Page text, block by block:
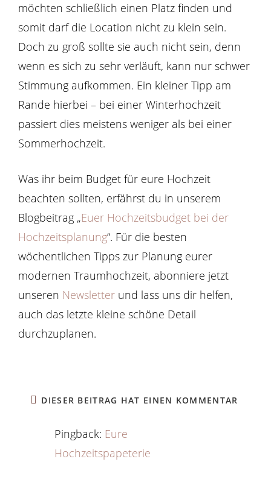
möchten schließlich einen Platz finden und
somit darf die Location nicht zu klein sein.
Doch zu groß sollte sie auch nicht sein, denn
wenn es sich zu sehr verläuft, kann nur schwer
Stimmung aufkommen. Ein kleiner Tipp am
Rande hierbei – bei einer Winterhochzeit
passiert dies meistens weniger als bei einer
Sommerhochzeit.
Was ihr beim Budget für eure Hochzeit
beachten sollten, erfährst du in unserem
Blogbeitrag „Euer Hochzeitsbudget bei der
Hochzeitsplanung“. Für die besten
wöchentlichen Tipps zur Planung eurer
modernen Traumhochzeit, abonniere jetzt
unseren Newsletter und lass uns dir helfen,
auch das letzte kleine schöne Detail
durchzuplanen.
DIESER BEITRAG HAT EINEN KOMMENTAR
Pingback: Eure
Hochzeitspapeterie